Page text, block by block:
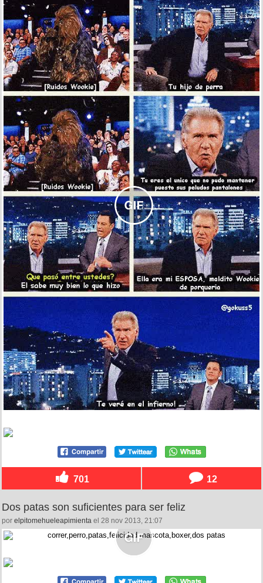
701 12
Dos patas son suficientes para ser feliz
por elpitomehueleapimienta el 28 nov 2013, 21:07